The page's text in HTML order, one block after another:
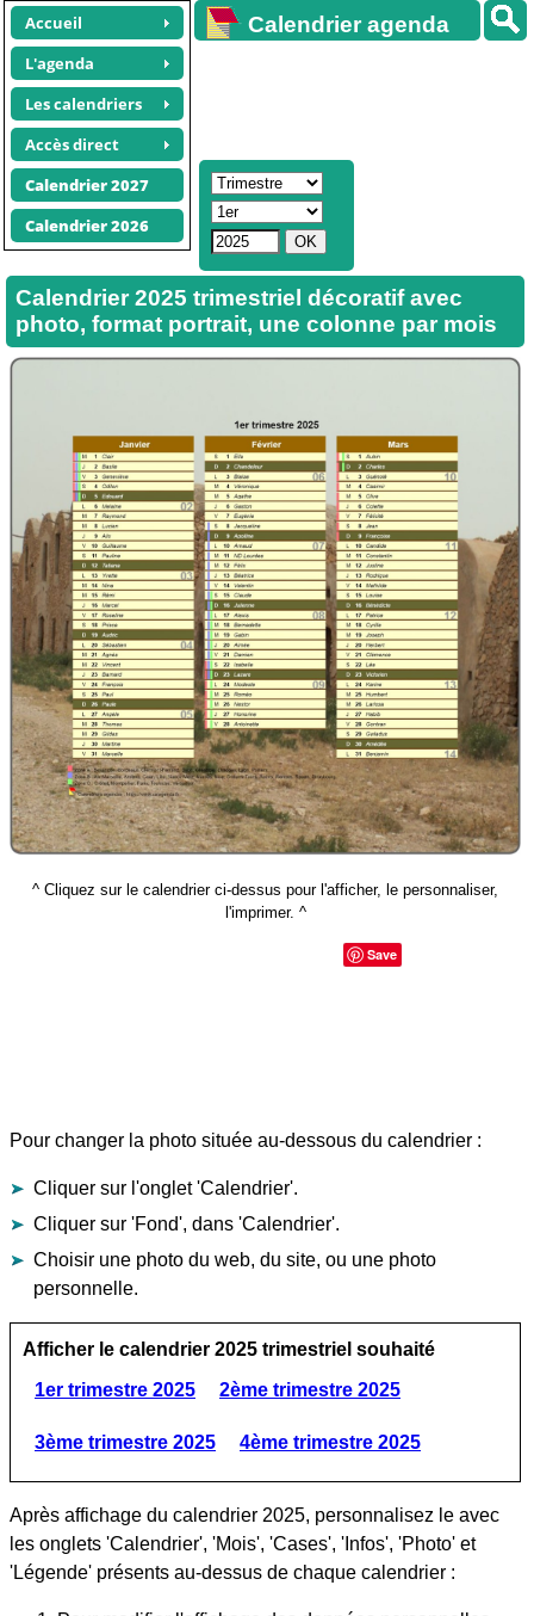
Accueil
L'agenda
Les calendriers
Accès direct
Calendrier 2027
Calendrier 2026
Calendrier agenda
Calendrier 2025 trimestriel décoratif avec
photo, format portrait, une colonne par mois
^ Cliquez sur le calendrier ci-dessus pour l'afficher, le personnaliser,
l'imprimer. ^
Save
Pour changer la photo située au-dessous du calendrier :
Cliquer sur l'onglet 'Calendrier'.
Cliquer sur 'Fond', dans 'Calendrier'.
Choisir une photo du web, du site, ou une photo
personnelle.
Afficher le calendrier 2025 trimestriel souhaité
1er trimestre 2025
2ème trimestre 2025
3ème trimestre 2025 4ème trimestre 2025
Après affichage du calendrier 2025, personnalisez le avec
les onglets 'Calendrier', 'Mois', 'Cases', 'Infos', 'Photo' et
'Légende' présents au-dessus de chaque calendrier :